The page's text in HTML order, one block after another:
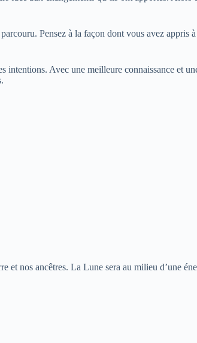
Pensez à la façon dont vous avez appris
Avec une meilleure connaissance et
nos ancêtres. La Lune sera au milieu d’une